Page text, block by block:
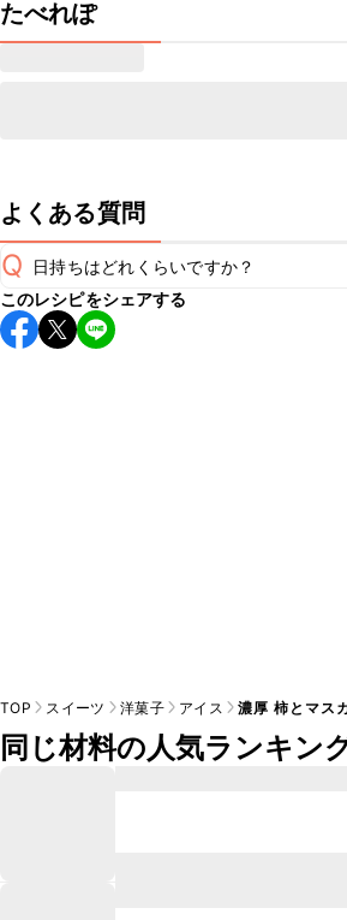
たべれぽ
よくある質問
Q 日持ちはどれくらいですか？
保存期間は冷凍で1週間が目安です。な
上がりください。
このレシピをシェアする
TOP スイーツ 洋菓子 アイス 濃厚 柿とマス
同じ材料の人気ランキン